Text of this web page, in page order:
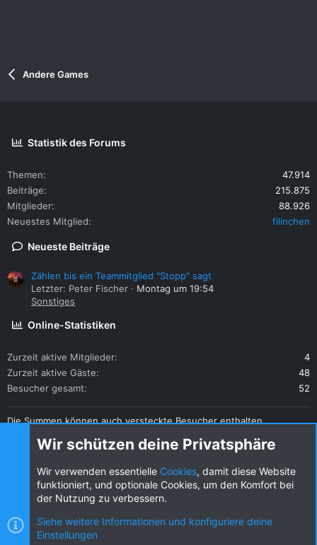
Andere Games
Statistik des Forums
Themen
47.914
Beiträge
215.875
Mitglieder
88.926
Neuestes Mitglied
filinchen
Neueste Beiträge
Zählen bis ein Teammitglied "Stopp" sagt
Letzter: Peter Fischer
Montag um 19:54
Sonstiges
Online-Statistiken
Zurzeit aktive Mitglieder
4
Zurzeit aktive Gäste
48
Besucher gesamt
52
Die Summen können auch versteckte Besucher enthalten.
Diese Seite teilen
Wir schützen deine Privatsphäre
Wir verwenden essentielle Cookies, damit diese Website
funktioniert, und optionale Cookies, um den Komfort bei
der Nutzung zu verbessern.
Siehe weitere Informationen und konfiguriere deine
Einstellungen